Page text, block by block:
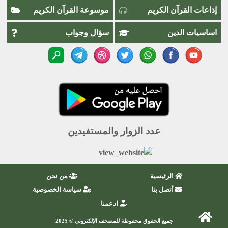
إذاعات القرآن الكريم موسوعة القرآن الكريم
اساسيات الدين سؤال وجواب
عدد الزوار والمستفيدين
الرئيسية
من نحن
أتصل بنا
سياسة الخصوصية
ادعمنا
جميع الحقوق محفوظة للمصحف الإلكتروني © 2025